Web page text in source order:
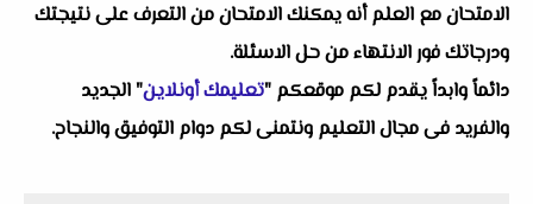
الامتحان مع العلم أنه يمكنك الامتحان من التعرف على نتيجتك
ودرجاتك فور الانتهاء من حل الاسئلة.
دائماً وابداً يقدم لكم موقعكم "تعليمك أونلاين" الجديد
والفريد فى مجال التعليم ونتمنى لكم دوام التوفيق والنجاح.